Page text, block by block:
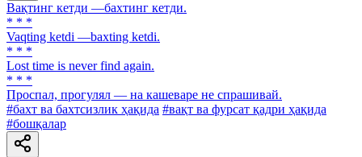
Вақтинг кетди —бахтинг кетди.
* * *
Vaqting ketdi —baxting ketdi.
* * *
Lost time is never find again.
* * *
Проспал, прогулял — на кашеваре не спрашивай.
#бахт ва бахтсизлик ҳақида #вақт ва фурсат қадри ҳақида
#бошқалар